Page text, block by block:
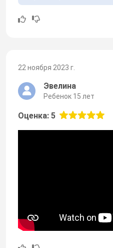
22 ноября 2023 г.
Эвелина
Ребенок 15 лет
Оценка: 5